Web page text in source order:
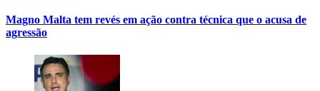
Magno Malta tem revés em ação contra técnica que o acusa de
agressão